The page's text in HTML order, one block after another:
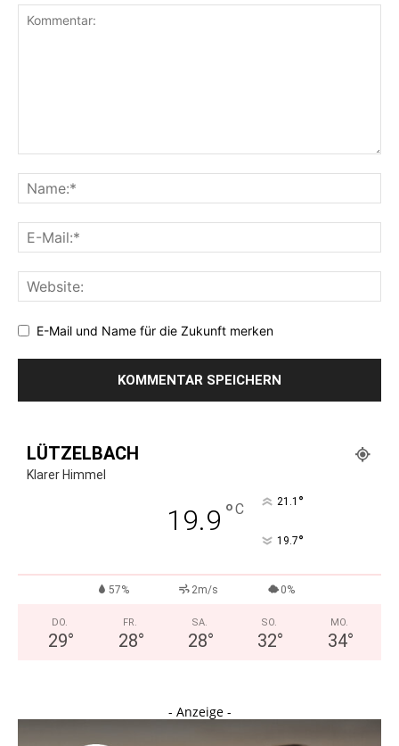
E-Mail und Name für die Zukunft merken
LÜTZELBACH
Klarer Himmel
19.9 °C 21.1 °
19.7°
57% 2m/s 0%
DO.
29°
FR.
28°
SA.
28°
SO.
32°
MO.
34°
- Anzeige -